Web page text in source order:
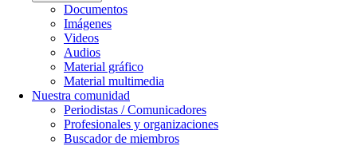
Documentos
Imágenes
Videos
Audios
Material gráfico
Material multimedia
Nuestra comunidad
Periodistas / Comunicadores
Profesionales y organizaciones
Buscador de miembros